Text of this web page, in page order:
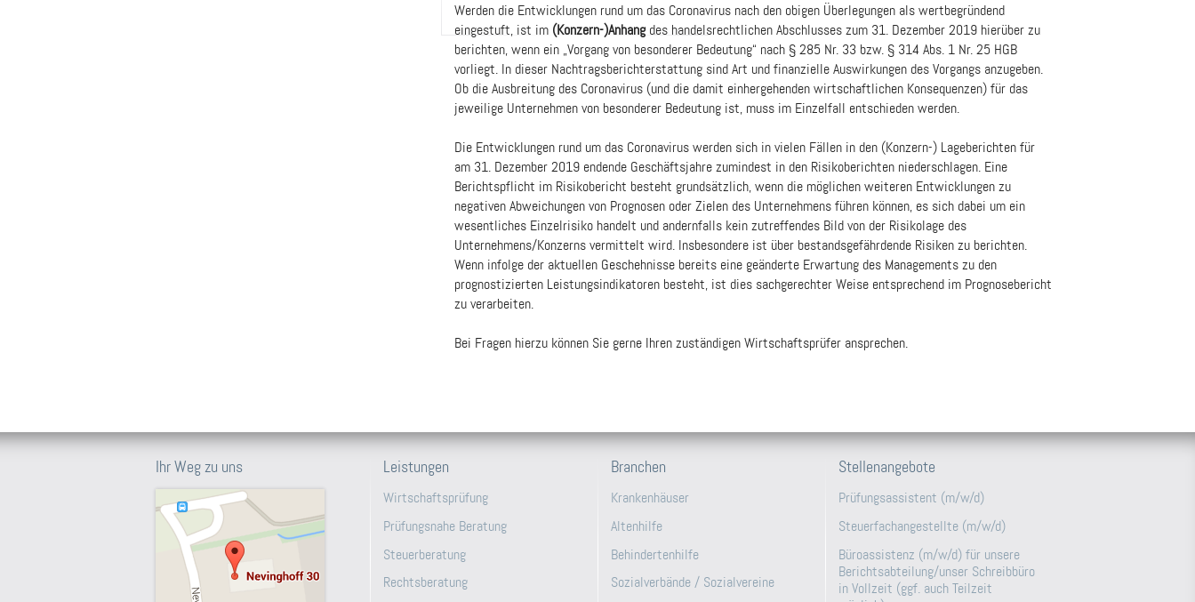
Werden die Entwicklungen rund um das Coronavirus nach den obigen Überlegungen als wertbegründend
eingestuft, ist im (Konzern-)Anhangdes handelsrechtlichen Abschlusses zum 31. Dezember 2019 hierüber zu
berichten, wenn ein „Vorgang von besonderer Bedeutung“ nach § 285 Nr. 33 bzw. § 314 Abs. 1 Nr. 25 HGB
vorliegt. In dieser Nachtragsberichterstattung sind Art und finanzielle Auswirkungen des Vorgangs anzugeben.
Ob die Ausbreitung des Coronavirus (und die damit einhergehenden wirtschaftlichen Konsequenzen) für das
jeweilige Unternehmen von besonderer Bedeutung ist, muss im Einzelfall entschieden werden.
Die Entwicklungen rund um das Coronavirus werden sich in vielen Fällen in den (Konzern-) Lageberichten für
am 31. Dezember 2019 endende Geschäftsjahre zumindest in den Risikoberichten niederschlagen. Eine
Berichtspflicht im Risikobericht besteht grundsätzlich, wenn die möglichen weiteren Entwicklungen zu
negativen Abweichungen von Prognosen oder Zielen des Unternehmens führen können, es sich dabei um ein
wesentliches Einzelrisiko handelt und andernfalls kein zutreffendes Bild von der Risikolage des
Unternehmens/Konzerns vermittelt wird. Insbesondere ist über bestandsgefährdende Risiken zu berichten.
Wenn infolge der aktuellen Geschehnisse bereits eine geänderte Erwartung des Managements zu den
prognostizierten Leistungsindikatoren besteht, ist dies sachgerechter Weise entsprechend im Prognosebericht
zu verarbeiten.
Bei Fragen hierzu können Sie gerne Ihren zuständigen Wirtschaftsprüfer ansprechen.
Ihr Weg zu uns Leistungen
Wirtschaftsprüfung
Prüfungsnahe Beratung
Steuerberatung
Rechtsberatung
Branchen
Krankenhäuser
Altenhilfe
Behindertenhilfe
Sozialverbände / Sozialvereine
Stellenangebote
Prüfungsassistent (m/w/d)
Steuerfachangestellte (m/w/d)
Büroassistenz (m/w/d) für unsere
Berichtsabteilung/unser Schreibbüro
in Vollzeit (ggf. auch Teilzeit